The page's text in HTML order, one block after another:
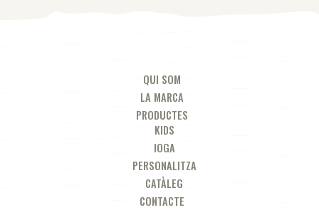
QUI SOM
LA MARCA
PRODUCTES
KIDS
IOGA
PERSONALITZA
CATÀLEG
CONTACTE